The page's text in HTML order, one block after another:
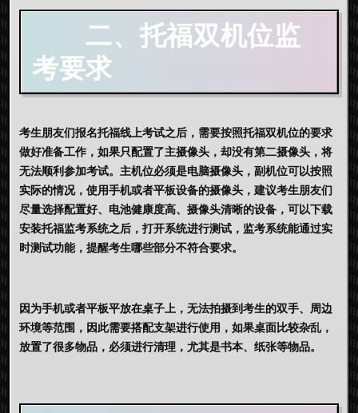
二、托福双机位监
考要求
考生朋友们报名托福线上考试之后，需要按照托福双机位的要求
做好准备工作，如果只配置了主摄像头，却没有第二摄像头，将
无法顺利参加考试。主机位必须是电脑摄像头，副机位可以按照
实际的情况，使用手机或者平板设备的摄像头，建议考生朋友们
尽量选择配置好、电池健康度高、摄像头清晰的设备，可以下载
安装托福监考系统之后，打开系统进行测试，监考系统能通过实
时测试功能，提醒考生哪些部分不符合要求。
因为手机或者平板平放在桌子上，无法拍摄到考生的双手、周边
环境等范围，因此需要搭配支架进行使用，如果桌面比较杂乱，
放置了很多物品，必须进行清理，尤其是书本、纸张等物品。